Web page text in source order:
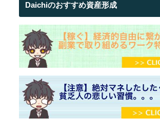
Daichiのおすすめ資産形成